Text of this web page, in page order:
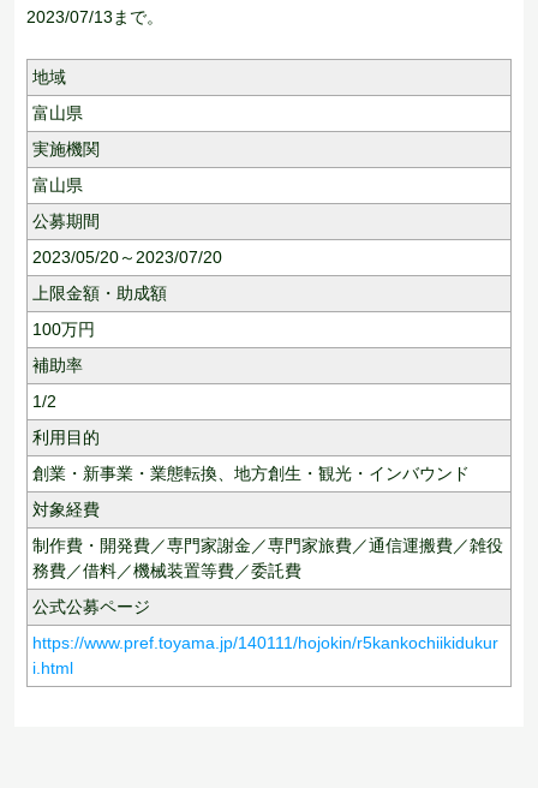
2023/07/13まで。
地域
富山県
実施機関
富山県
公募期間
2023/05/20～2023/07/20
上限金額・助成額
100万円
補助率
1/2
利用目的
創業・新事業・業態転換、 地方創生・観光・インバウンド
対象経費
制作費・開発費／専門家謝金／専門家旅費／通信運搬費／雑役
務費／借料／機械装置等費／委託費
公式公募ページ
https://www.pref.toyama.jp/140111/hojokin/r5kankochiikidukur
i.html